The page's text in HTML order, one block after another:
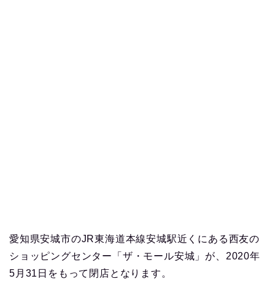
愛知県安城市のJR東海道本線安城駅近くにある西友の
ショッピングセンター「ザ・モール安城」が、2020年
5月31日をもって閉店となります。